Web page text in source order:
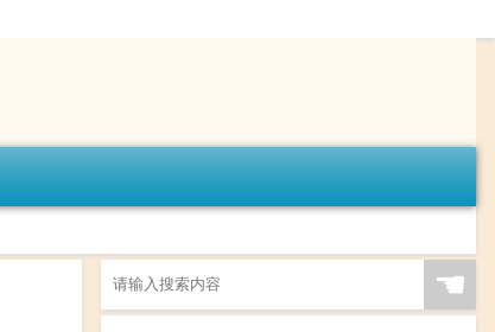
☚